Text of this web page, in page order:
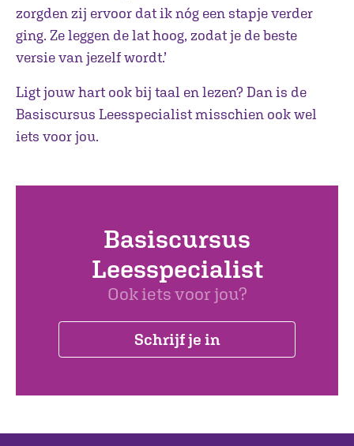
zorgden zij ervoor dat ik nóg een stapje verder
ging. Ze leggen de lat hoog, zodat je de beste
versie van jezelf wordt.’
Ligt jouw hart ook bij taal en lezen? Dan is de
Basiscursus Leesspecialist misschien ook wel
iets voor jou.
Basiscursus
Leesspecialist
Ook iets voor jou?
Schrijf je in